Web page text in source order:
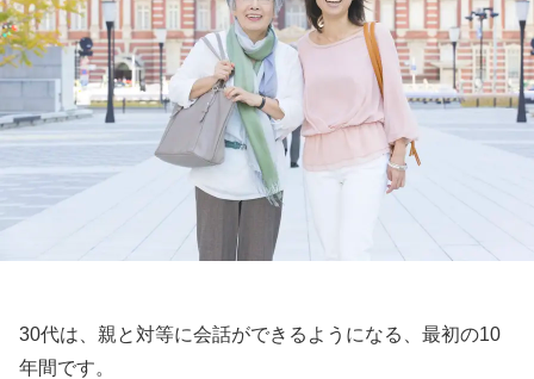
30代は、親と対等に会話ができるようになる、最初の10
年間です。